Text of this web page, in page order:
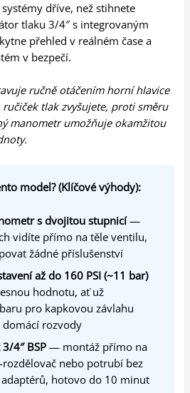
dříve, než stihnete
tlaku 3/4″ s integrovaným
přehled v reálném čase a
v bezpečí.
ručně otáčením horní hlavice
tlak zvyšujete, proti směru
manometr umožňuje okamžitou
model? (Klíčové výhody):
s dvojitou stupnicí—
vidíte přímo na těle ventilu,
žádné příslušenství
až do 160 PSI (~11 bar)
hodnotu, ať už
pro kapkovou závlahu
rozvody
4″ BSP — montáž přímo na
rozdělovač nebo potrubí bez
hotovo do 10 minut